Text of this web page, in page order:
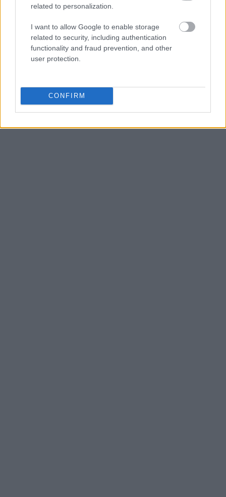
related to personalization.
I want to allow Google to enable storage
related to security, including authentication
functionality and fraud prevention, and other
user protection.
CONFIRM